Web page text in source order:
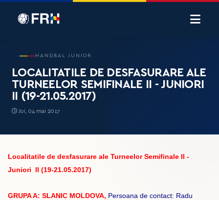
HANDBAL JUNIOR
LOCALITATILE DE DESFASURARE ALE
TURNEELOR SEMIFINALE II - JUNIORI
II (19-21.05.2017)
Joi, 04 mai 2017
Localitatile de desfasurare ale Turneelor Semifinale II -
Juniori II (19-21.05.2017)
GRUPA A: SLANIC MOLDOVA, Persoana de contact: Radu